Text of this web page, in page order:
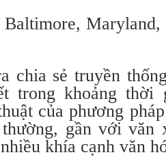
Baltimore,
chia sẻ truyền
trong khoảng thời
của phương
gần với văn
khía cạnh văn